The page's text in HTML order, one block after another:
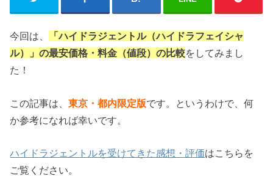
今回は、
「ハイドラジェントル（ハイドラフェイシャ
ル）」の最安価格・料金（値段）の比較をしてみまし
た！
この記事は、東京・都内限定版です。というわけで、何
か参考になれば幸いです。
ハイドラジェントルを受けてきた感想・評価はこちらを
ご覧ください。